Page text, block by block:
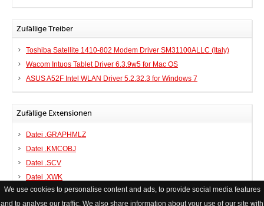
We use cookies to personalise content and ads, to provide social media features
and to analyse our traffic. We also share information about your use of our site with
Zufällige Treiber
Toshiba Satellite 1410-802 Modem Driver SM31100ALLC (Italy)
Wacom Intuos Tablet Driver 6.3.9w5 for Mac OS
ASUS A52F Intel WLAN Driver 5.2.32.3 for Windows 7
Zufällige Extensionen
Datei .GRAPHMLZ
Datei .KMCOBJ
Datei .SCV
Datei .XWK